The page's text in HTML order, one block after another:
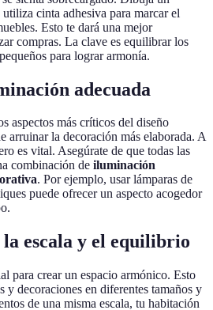
cinta adhesiva para marcar el
Esto te dará una mejor
compras. La clave es equilibrar los
para lograr armonía.
adecuada
aspectos más críticos del diseño
arruinar la decoración más elaborada. A
es vital. Asegúrate de que todas las
combinación de iluminación
. Por ejemplo, usar lámparas de
puede ofrecer un aspecto acogedor
escala y el equilibrio
para crear un espacio armónico. Esto
y decoraciones en diferentes tamaños y
de una misma escala, tu habitación